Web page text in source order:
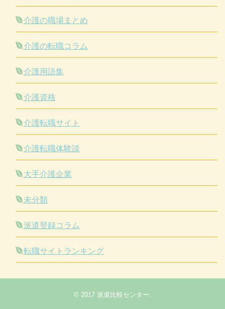
介護の職場まとめ
介護の転職コラム
介護用語集
介護資格
介護転職サイト
介護転職体験談
大手介護企業
未分類
派遣登録コラム
転職サイトランキング
© 2017 派遣比較センター.